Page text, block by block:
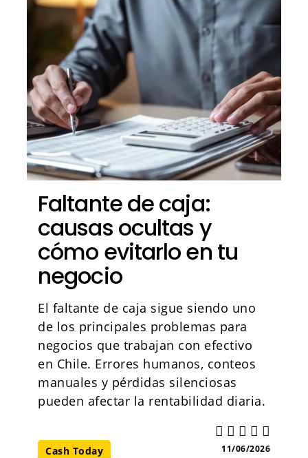
Faltante de caja:
causas ocultas y
cómo evitarlo en tu
negocio
El faltante de caja sigue siendo uno
de los principales problemas para
negocios que trabajan con efectivo
en Chile. Errores humanos, conteos
manuales y pérdidas silenciosas
pueden afectar la rentabilidad diaria.
Cash Today 11/06/2026